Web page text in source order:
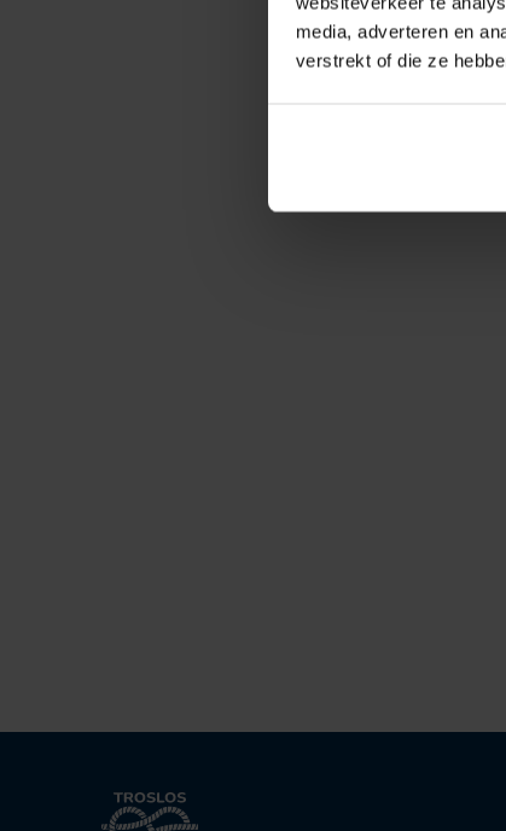
media, adverteren en
verstrekt of die ze